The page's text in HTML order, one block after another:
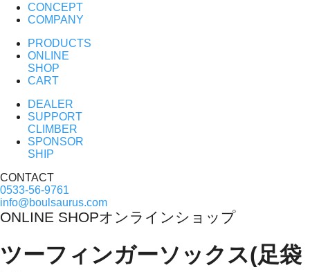
CONCEPT
COMPANY
PRODUCTS
ONLINE
SHOP
CART
DEALER
SUPPORT
CLIMBER
SPONSOR
SHIP
CONTACT
0533-56-9761
info@boulsaurus.com
ONLINE SHOPオンラインショップ
ツーフィンガーソックス(足袋